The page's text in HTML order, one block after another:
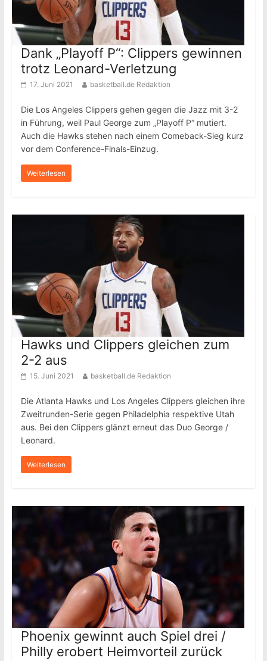
Dank „Playoff P“: Clippers gewinnen
trotz Leonard-Verletzung
17. Juni 2021 basketball.de Redaktion
Die Los Angeles Clippers gehen gegen die Jazz mit 3-2
in Führung, weil Paul George zum „Playoff P“ mutiert.
Auch die Hawks stehen nach einem Comeback-Sieg kurz
vor dem Conference-Finals-Einzug.
Weiterlesen
Hawks und Clippers gleichen zum
2-2 aus
15. Juni 2021 basketball.de Redaktion
Die Atlanta Hawks und Los Angeles Clippers gleichen ihre
Zweitrunden-Serie gegen Philadelphia respektive Utah
aus. Bei den Clippers glänzt erneut das Duo George /
Leonard.
Weiterlesen
Phoenix gewinnt auch Spiel drei /
Philly erobert Heimvorteil zurück